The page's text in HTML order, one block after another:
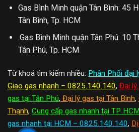
Gas Bình Minh quận Tân Bình: 45
Tân Bình, Tp. HCM
.Gas Bình Minh quận Tân Phú: 10
Tân Phú, Tp. HCM
Từ khoá tìm kiếm nhiều: Phân Phối đại
Giao gas nhanh – 0825.140.140, Đại lý
gas tại Tân Phú, Đại lý gas tại Tân Bình,
Thạnh, Cung cấp gas nhanh tại TP
gas nhanh tại HCM – 0825.140.140,